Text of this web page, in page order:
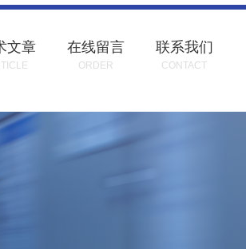
文章 在线留言
ORDER
联系我们
CONTACT